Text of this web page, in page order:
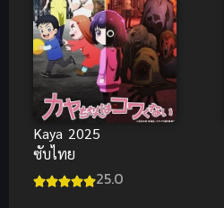
Kaya 2025
ซับไทย
25.0